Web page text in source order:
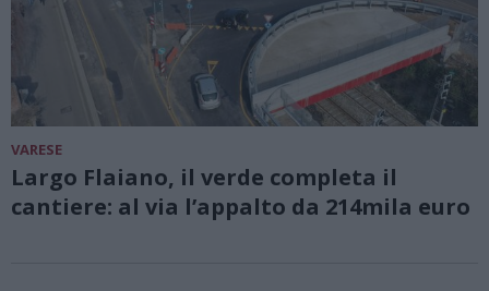
VARESE
Largo Flaiano, il verde completa il
cantiere: al via l’appalto da 214mila euro